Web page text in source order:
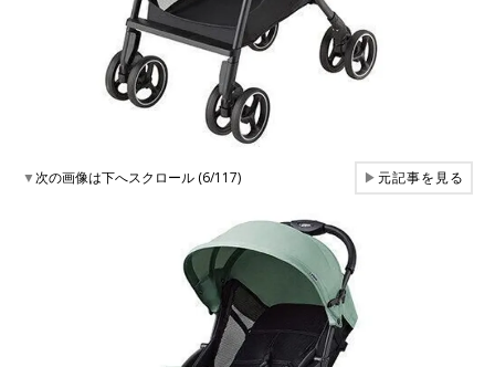
▼次の画像は下へスクロール (6/117) ▶元記事を見る